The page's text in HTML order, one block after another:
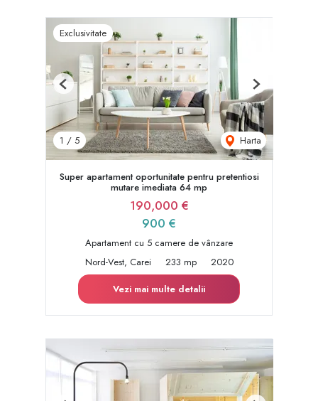
Exclusivitate
1 / 5 Harta
Previous Next
Super apartament oportunitate pentru pretentiosi
mutare imediata 64 mp
190,000 €
900 €
Apartament cu 5 camere de vânzare
Nord-Vest, Carei
233 mp
2020
Vezi mai multe detalii